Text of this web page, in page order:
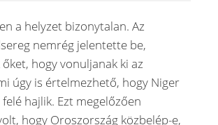
a helyzet bizonytalan. Az
nemrég jelentette be,
hogy vonuljanak ki az
úgy is értelmezhető, hogy Niger
hajlik. Ezt megelőzően
hogy Oroszország közbelép-e,